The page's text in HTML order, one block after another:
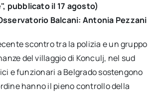
pubblicato il 17 agosto)
Balcani: Antonia Pezzani
scontro tra la polizia e un gruppo
del villaggio di Konculj, nel sud
e funzionari a Belgrado sostengono
hanno il pieno controllo della